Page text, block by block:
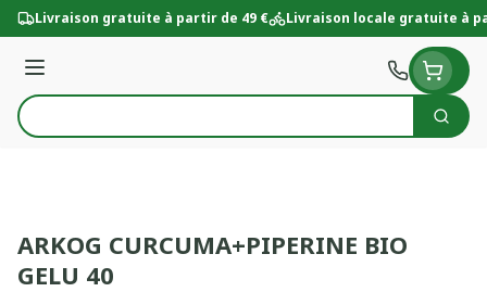
Aller au contenu
Livraison gratuite à partir de 49 € Livraison locale gratuite à
Menu
Rechercher
ARKOG CURCUMA+PIPERINE BIO
GELU 40